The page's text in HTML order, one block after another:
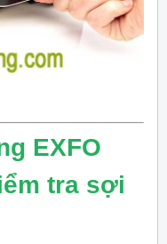
EXFO
tra sợi